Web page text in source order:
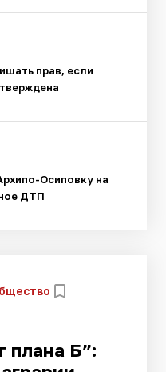
прав, если
Осиповку на
ДТП
плана Б”: